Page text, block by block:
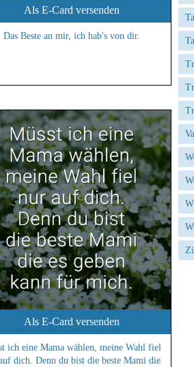
Als E-Card versenden
Das Beste an mir, ich hab's von dir.
Als E-Card versenden
ich eine Mama wählen, meine Wahl fiel
dich. Denn du bist die beste Mami die